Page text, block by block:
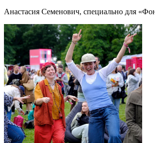
Анастасия Семенович, специально для